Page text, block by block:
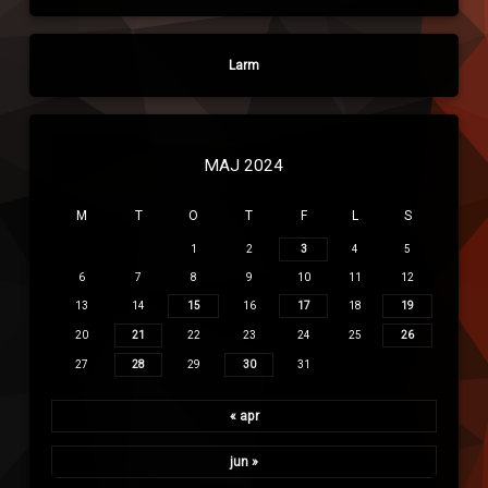
Larm
MAJ 2024
M T O T F L S
1 2 3 4 5
6 7 8 9 10 11 12
13 14 15 16 17 18 19
20 21 22 23 24 25 26
27 28 29 30 31
« apr
jun »